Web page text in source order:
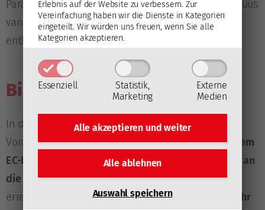
Erlebnis auf der Website zu verbessern. Zur
Vereinfachung haben wir die Dienste in Kategorien
eingeteilt. Wir würden uns freuen, wenn Sie alle
Kategorien akzeptieren.
Essenziell
Statistik,
Marketing
Externe
Medien
Alle akzeptieren undweiter
Alle ablehnen
Auswahl speichern
Paradeblock mit den Torjägern Steven Owre und Guus
van Nes (gemeinsam 45 Tore in 39 Partien) gut
entlastet.
Bilanz gegen den EC-KAC:
In der noch kurzen Geschichte der Pioneers
Vorarlberg kam esbislang zu sieben Duellen mit dem
EC-KAC
knappe Mehrheit von vier ging dabei an
die Klagenfurter. InAuswärtsspielenin Feldkirch
erreichten die Rotjacken bislang jedoch
noch nie ihr